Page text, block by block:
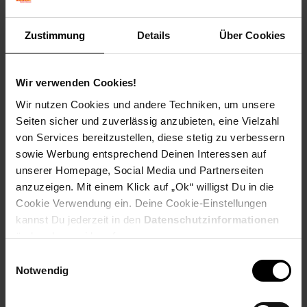
Zustimmung Details Über Cookies
Wir verwenden Cookies!
Wir nutzen Cookies und andere Techniken, um unsere
Seiten sicher und zuverlässig anzubieten, eine Vielzahl
von Services bereitzustellen, diese stetig zu verbessern
sowie Werbung entsprechend Deinen Interessen auf
unserer Homepage, Social Media und Partnerseiten
anzuzeigen. Mit einem Klick auf „Ok“ willigst Du in die
Cookie Verwendung ein. Deine Cookie-Einstellungen
kannst Du jederzeit in den Datenschutzinformationen
ändern bzw. widerrufen.
Notwendig
Die köstlich-pikante Bowl aus Korea, mit Sprossen,
Möhren, Spinat und magerem Rindfleisch sowie
Jasminreis.
Zum Rezept